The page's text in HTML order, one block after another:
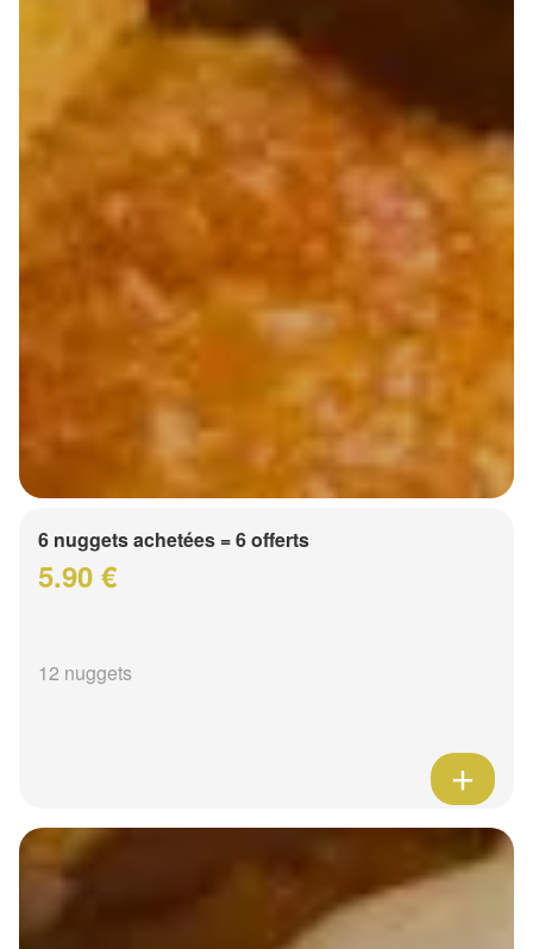
6 nuggets achetées = 6 offerts
5.90 €
12 nuggets